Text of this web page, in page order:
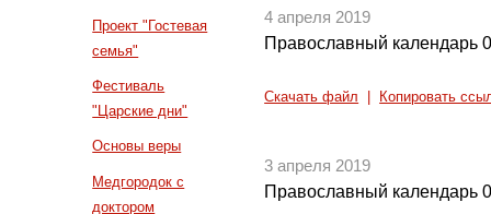
Проект "Гостевая
семья"
Фестиваль
"Царские дни"
Основы веры
Медгородок с
доктором
4 апреля 2019
Православный календарь
Скачать файл Копировать
3 апреля 2019
Православный календарь